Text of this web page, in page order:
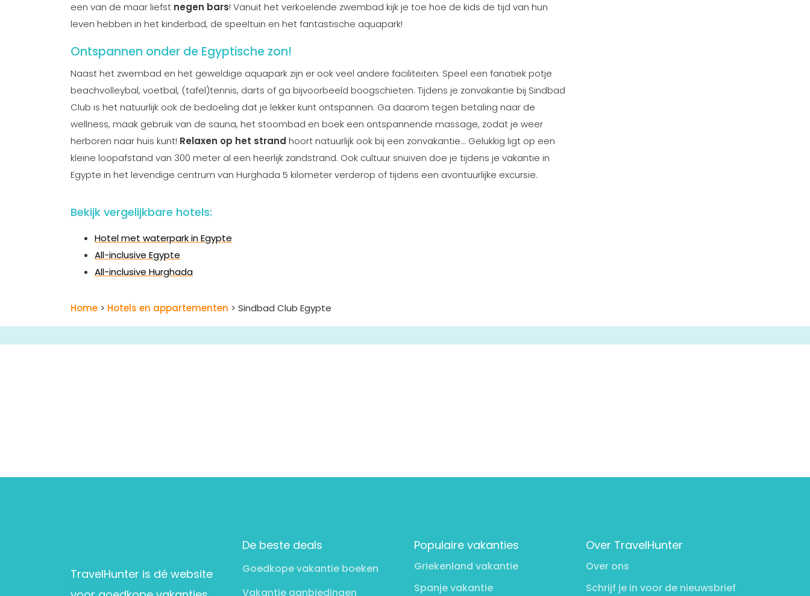
een van de maar liefst negen bars! Vanuit het verkoelende zwembad kijk je toe hoe de kids de tijd van hun
leven hebben in het kinderbad, de speeltuin en het fantastische aquapark!
Ontspannen onder de Egyptische zon!
Naast het zwembad en het geweldige aquapark zijn er ook veel andere faciliteiten. Speel een fanatiek potje
beachvolleybal, voetbal, (tafel)tennis, darts of ga bijvoorbeeld boogschieten. Tijdens je zonvakantie bij Sindbad
Club is het natuurlijk ook de bedoeling dat je lekker kunt ontspannen. Ga daarom tegen betaling naar de
wellness, maak gebruik van de sauna, het stoombad en boek een ontspannende massage, zodat je weer
herboren naar huis kunt! Relaxen op het strand hoort natuurlijk ook bij een zonvakantie... Gelukkig ligt op een
kleine loopafstand van 300 meter al een heerlijk zandstrand. Ook cultuur snuiven doe je tijdens je vakantie in
Egypte in het levendige centrum van Hurghada 5 kilometer verderop of tijdens een avontuurlijke excursie.
Bekijk vergelijkbare hotels:
Hotel met waterpark in Egypte
All-inclusive Egypte
All-inclusive Hurghada
Home > Hotels en appartementen > Sindbad Club Egypte
TravelHunter is dé website
De beste deals
Goedkope vakantie boeken
Vakantie aanbiedingen
Populaire vakanties
Griekenland vakantie
Spanje vakantie
Over TravelHunter
Over ons
Schrijf je in voor de nieuwsbrief